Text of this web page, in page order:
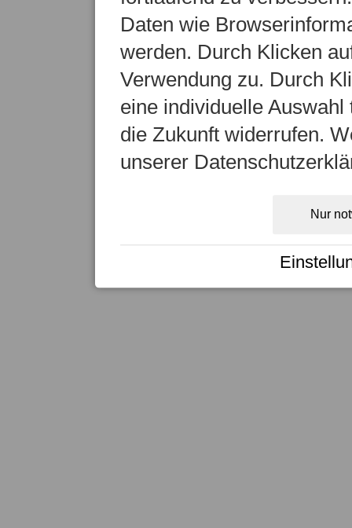
Daten wie
werden. Durch Klicken
Verwendung zu. Durch
eine individuelle
die Zukunft widerrufen.
unserer
Nur